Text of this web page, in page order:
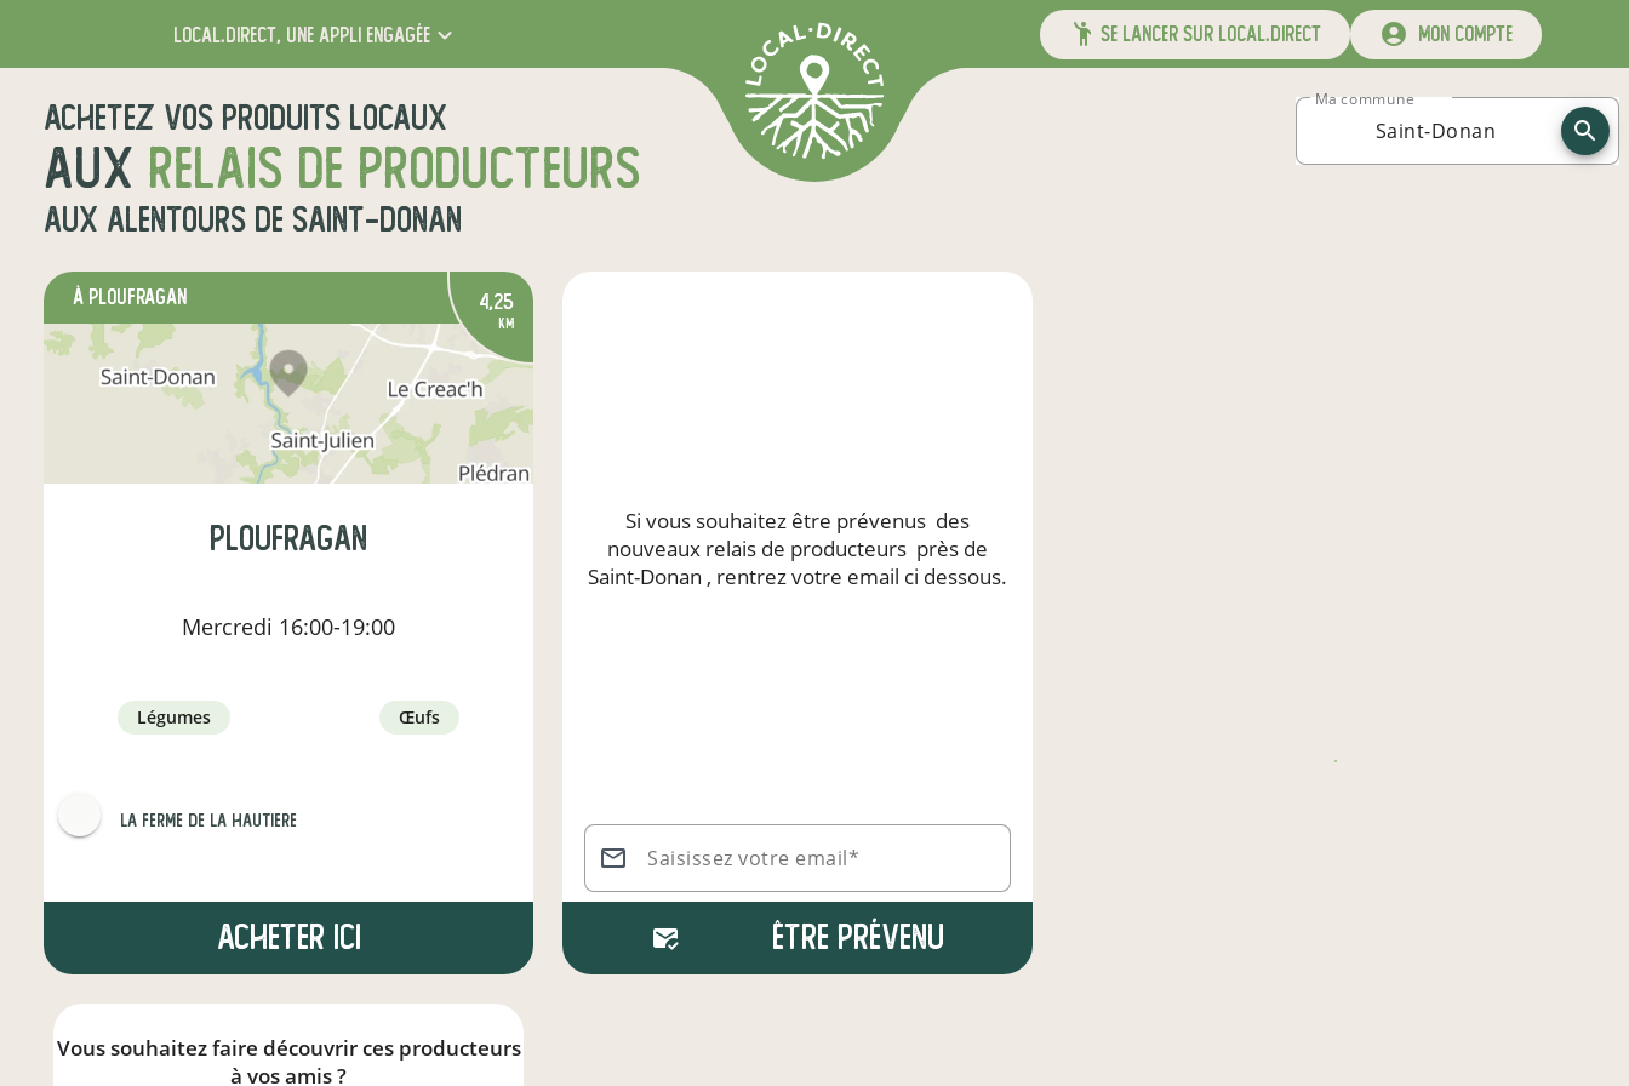
local.direct, une appli engagée se lancer sur local.direct mon compte
Achetez vos produits locaux
aux relais de producteurs
aux alentours de Saint-Donan
Ma commune
à Ploufragan 4,25
km
Ploufragan
Mercredi 16:00-19:00
légumes œufs
LA FERME DE LA HAUTIERE
Acheter ici
Si vous souhaitez être prévenus des
nouveaux relais de producteurs près de
Saint-Donan , rentrez votre email ci dessous.
Saisissez votre email*
Être prévenu
Vous souhaitez faire découvrir ces producteurs
à vos amis ?